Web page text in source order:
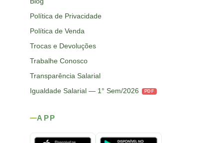
Política de Privacidade
Política de Venda
Trocas e Devoluções
Trabalhe Conosco
Transparência Salarial
Igualdade Salarial — 1° Sem/2026
PDF
APP